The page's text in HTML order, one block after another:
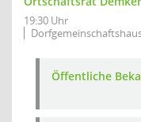
19:30 Uhr
Öffentliche